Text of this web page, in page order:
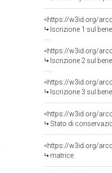
<https://w3id.org/
Iscrizione 1 sul
<https://w3id.org/
Iscrizione 2 sul
<https://w3id.org/
Iscrizione 3 sul
<https://w3id.org/
Stato di
<https://w3id.org/
matrice